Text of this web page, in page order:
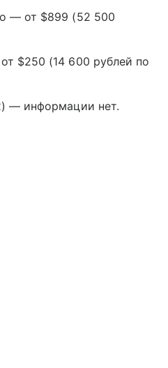
— от $899 (52 500
$250 (14 600 рублей по
— информации нет.